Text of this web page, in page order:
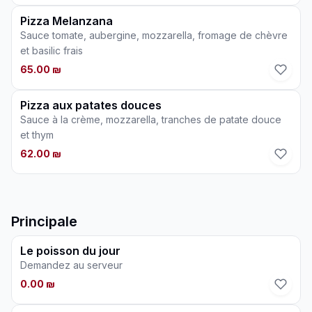
Pizza Melanzana
Sauce tomate, aubergine, mozzarella, fromage de chèvre
et basilic frais
65.00 ₪
Pizza aux patates douces
Sauce à la crème, mozzarella, tranches de patate douce
et thym
62.00 ₪
Principale
Le poisson du jour
Demandez au serveur
0.00 ₪